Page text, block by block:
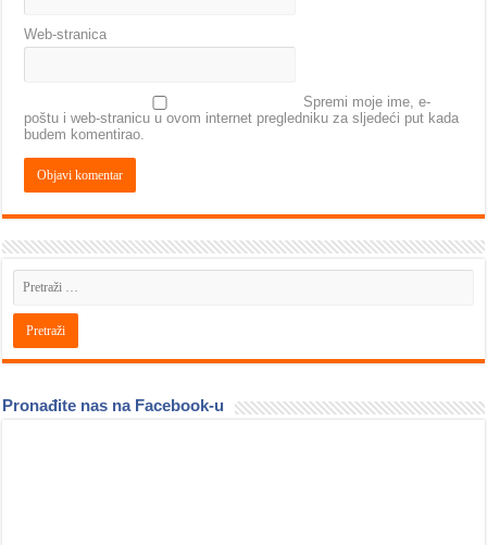
Web-stranica
Spremi moje ime, e-
poštu i web-stranicu u ovom internet pregledniku za sljedeći put kada
budem komentirao.
Pronađite nas na Facebook-u